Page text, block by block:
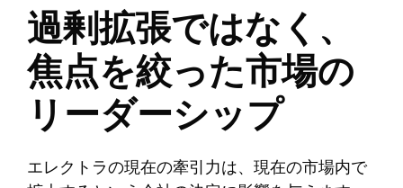
過剰拡張ではなく、
焦点を絞った市場の
リーダーシップ
エレクトラの現在の牽引力は、現在の市場内で